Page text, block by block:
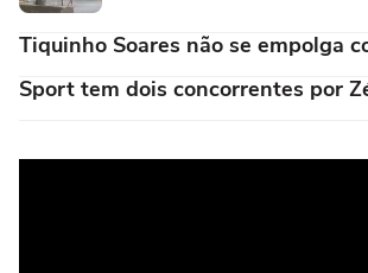
Tiquinho Soares não se empolga
Sport tem dois concorrentes por